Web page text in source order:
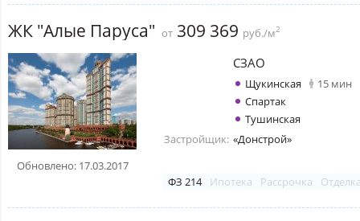
ЖК "Алые Паруса" от 309 369 руб./м2
Обновлено: 17.03.2017
СЗАО
Щукинская
15 мин
Спартак
Тушинская
Застройщик: «Донстрой»
ФЗ 214 Ипотека Рассрочка